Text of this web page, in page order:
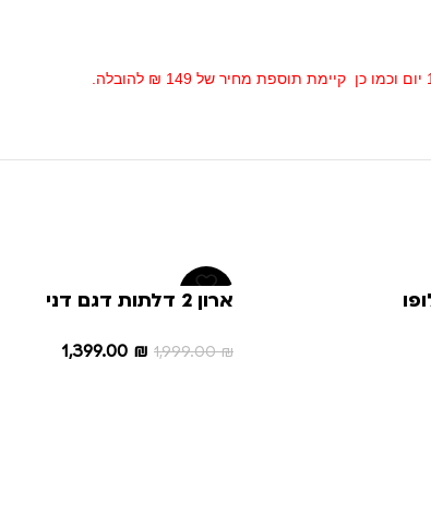
-30%
ארון 2 דלתות דגם דני
1,999.00₪
1,399.00 ₪